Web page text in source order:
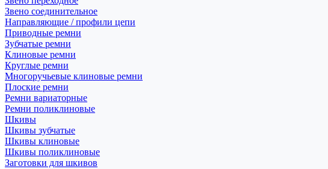
Звено соединительное
Направляющие / профили цепи
Приводные ремни
Зубчатые ремни
Клиновые ремни
Круглые ремни
Многоручьевые клиновые ремни
Плоские ремни
Ремни вариаторные
Ремни поликлиновые
Шкивы
Шкивы зубчатые
Шкивы клиновые
Шкивы поликлиновые
Заготовки для шкивов